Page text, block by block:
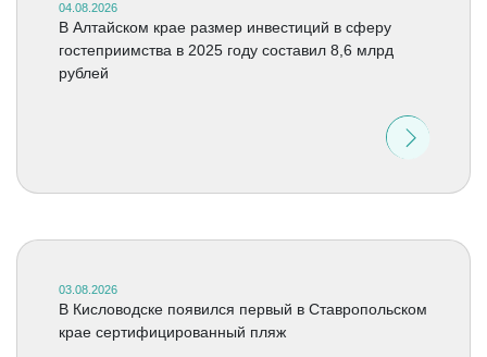
04.08.2026
В Алтайском крае размер инвестиций в сферу
гостеприимства в 2025 году составил 8,6 млрд
рублей
03.08.2026
В Кисловодске появился первый в Ставропольском
крае сертифицированный пляж